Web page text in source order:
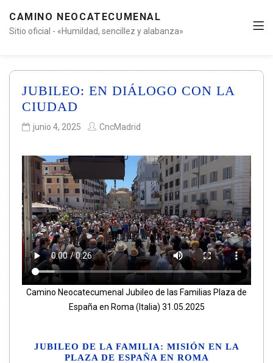
CAMINO NEOCATECUMENAL
Sitio oficial - «Humildad, sencillez y alabanza»
JUBILEO: EN DIÁLOGO CON LA
CIUDAD
junio 4, 2025 CncMadrid
Camino Neocatecumenal Jubileo de las Familias Plaza de
España en Roma (Italia) 31.05.2025
JUBILEO DE LA FAMILIA: MISIÓN EN LA
PLAZA DE ESPAÑA EN ROMA